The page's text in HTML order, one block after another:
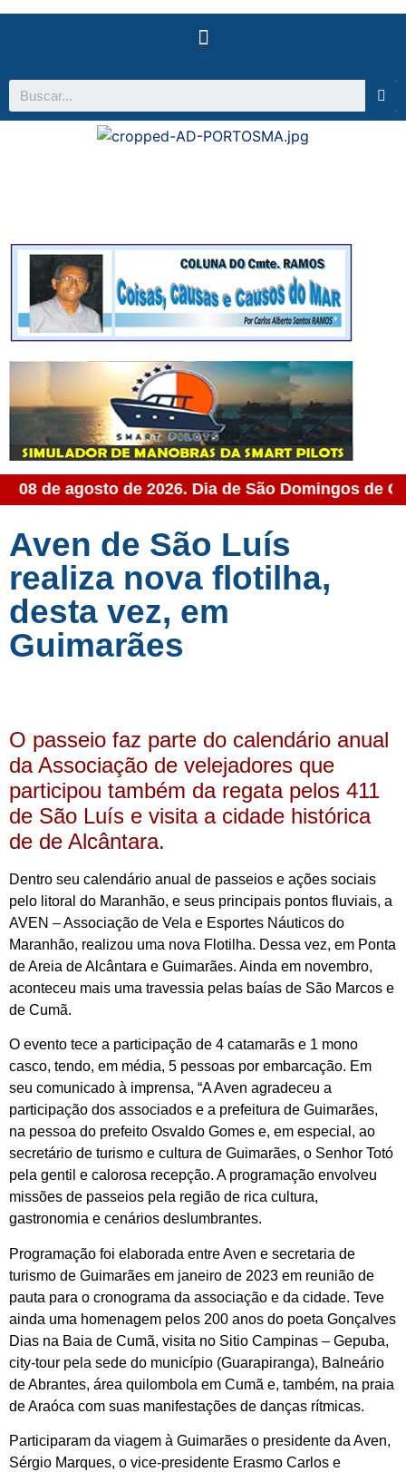
08 de agosto de 2026. Dia de São Domingos de
Aven de São Luís
realiza nova flotilha,
desta vez, em
Guimarães
O passeio faz parte do calendário anual
da Associação de velejadores que
participou também da regata pelos 411
de São Luís e visita a cidade histórica
de de Alcântara.
Dentro seu calendário anual de passeios e ações sociais
pelo litoral do Maranhão, e seus principais pontos fluviais, a
AVEN – Associação de Vela e Esportes Náuticos do
Maranhão, realizou uma nova Flotilha. Dessa vez, em Ponta
de Areia de Alcântara e Guimarães. Ainda em novembro,
aconteceu mais uma travessia pelas baías de São Marcos e
de Cumã.
O evento tece a participação de 4 catamarãs e 1 mono
casco, tendo, em média, 5 pessoas por embarcação. Em
seu comunicado à imprensa, “A Aven agradeceu a
participação dos associados e a prefeitura de Guimarães,
na pessoa do prefeito Osvaldo Gomes e, em especial, ao
secretário de turismo e cultura de Guimarães, o Senhor Totó
pela gentil e calorosa recepção. A programação envolveu
missões de passeios pela região de rica cultura,
gastronomia e cenários deslumbrantes.
Programação foi elaborada entre Aven e secretaria de
turismo de Guimarães em janeiro de 2023 em reunião de
pauta para o cronograma da associação e da cidade. Teve
ainda uma homenagem pelos 200 anos do poeta Gonçalves
Dias na Baia de Cumã, visita no Sitio Campinas – Gepuba,
city-tour pela sede do município (Guarapiranga), Balneário
de Abrantes, área quilombola em Cumã e, também, na praia
de Araóca com suas manifestações de danças rítmicas.
Participaram da viagem à Guimarães o presidente da Aven,
Sérgio Marques, o vice-presidente Erasmo Carlos e